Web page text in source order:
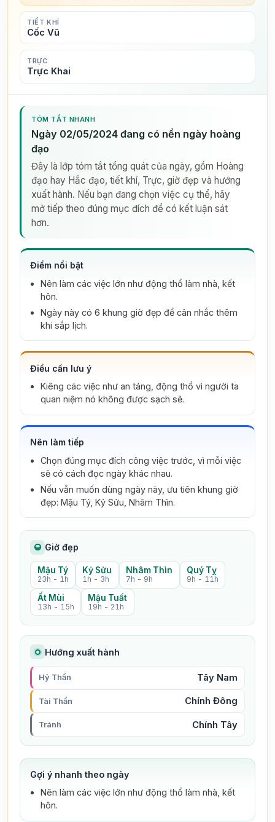
TIẾT KHÍ
Cốc Vũ
TRỰC
Trực Khai
TÓM TẮT NHANH
Ngày 02/05/2024 đang có nền ngày hoàng
đạo
Đây là lớp tóm tắt tổng quát của ngày, gồm Hoàng
đạo hay Hắc đạo, tiết khí, Trực, giờ đẹp và hướng
xuất hành. Nếu bạn đang chọn việc cụ thể, hãy
mở tiếp theo đúng mục đích để có kết luận sát
hơn.
Điểm nổi bật
Nên làm các việc lớn như động thổ làm nhà, kết
hôn.
Ngày này có 6 khung giờ đẹp để cân nhắc thêm
khi sắp lịch.
Điều cần lưu ý
Kiêng các việc như an táng, động thổ vì người ta
quan niệm nó không được sạch sẽ.
Nên làm tiếp
Chọn đúng mục đích công việc trước, vì mỗi việc
sẽ có cách đọc ngày khác nhau.
Nếu vẫn muốn dùng ngày này, ưu tiên khung giờ
đẹp: Mậu Tý, Kỷ Sửu, Nhâm Thìn.
Giờ đẹp
Mậu Tý
23h - 1h
Kỷ Sửu
1h - 3h
Nhâm Thìn
7h - 9h
Quý Tỵ
9h - 11h
Ất Mùi
13h - 15h
Mậu Tuất
19h - 21h
Hướng xuất hành
Hỷ Thần Tây Nam
Tài Thần Chính Đông
Tránh Chính Tây
Gợi ý nhanh theo ngày
Nên làm các việc lớn như động thổ làm nhà, kết
hôn.